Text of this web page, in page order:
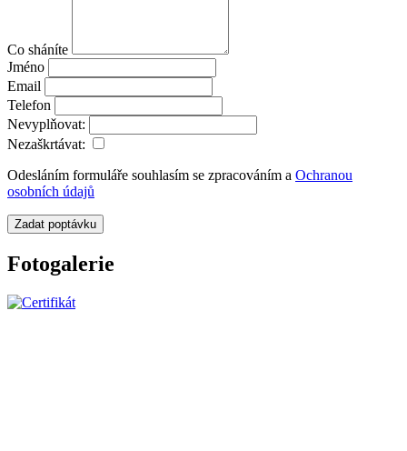
Co sháníte
Jméno
Email
Telefon
Nevyplňovat:
Nezaškrtávat:
Odesláním formuláře souhlasím se zpracováním a Ochranou
osobních údajů
Zadat poptávku
Fotogalerie